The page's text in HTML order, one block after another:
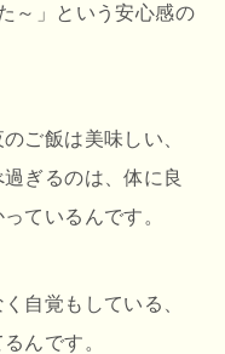
～」という安心感の
ご飯は美味しい、
ぎるのは、体に良
ているんです。
自覚もしている、
んです。